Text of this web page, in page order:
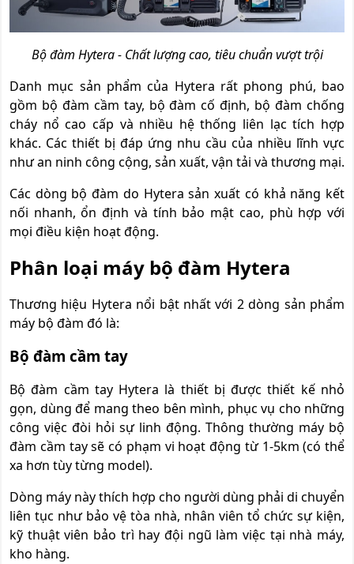
Bộ đàm Hytera - Chất lượng cao, tiêu chuẩn vượt trội
Danh mục sản phẩm của Hytera rất phong phú, bao
gồm bộ đàm cầm tay, bộ đàm cố định, bộ đàm chống
cháy nổ cao cấp và nhiều hệ thống liên lạc tích hợp
khác. Các thiết bị đáp ứng nhu cầu của nhiều lĩnh vực
như an ninh công cộng, sản xuất, vận tải và thương mại.
Các dòng bộ đàm do Hytera sản xuất có khả năng kết
nối nhanh, ổn định và tính bảo mật cao, phù hợp với
mọi điều kiện hoạt động.
Phân loại máy bộ đàm Hytera
Thương hiệu Hytera nổi bật nhất với 2 dòng sản phẩm
máy bộ đàm đó là:
Bộ đàm cầm tay
Bộ đàm cầm tay Hytera là thiết bị được thiết kế nhỏ
gọn, dùng để mang theo bên mình, phục vụ cho những
công việc đòi hỏi sự linh động. Thông thường máy bộ
đàm cầm tay sẽ có phạm vi hoạt động từ 1-5km (có thể
xa hơn tùy từng model).
Dòng máy này thích hợp cho người dùng phải di chuyển
liên tục như bảo vệ tòa nhà, nhân viên tổ chức sự kiện,
kỹ thuật viên bảo trì hay đội ngũ làm việc tại nhà máy,
kho hàng.